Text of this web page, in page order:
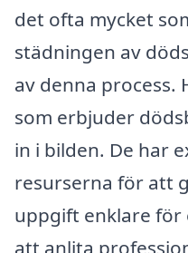
det ofta mycket
städningen av
av denna process.
som erbjuder
in i bilden. De har
resurserna för att
uppgift enklare för
att anlita